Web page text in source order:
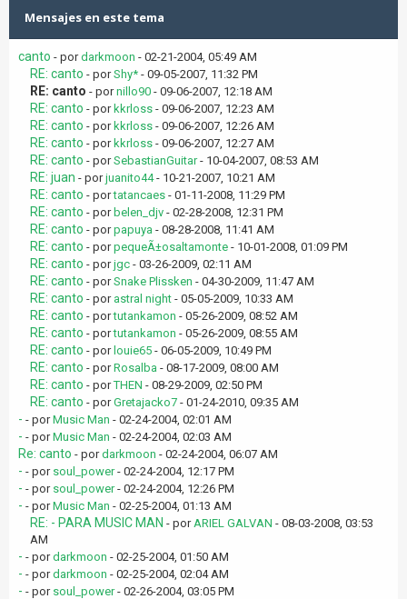
Mensajes en este tema
canto - pordarkmoon - 02-21-2004, 05:49 AM
RE: canto - porShy* - 09-05-2007, 11:32 PM
RE: canto - pornillo90 - 09-06-2007, 12:18 AM
RE: canto - por kkrloss - 09-06-2007, 12:23 AM
RE: canto - por kkrloss - 09-06-2007, 12:26 AM
RE: canto - por kkrloss - 09-06-2007, 12:27 AM
RE: canto - porSebastianGuitar- 10-04-2007, 08:53 AM
RE: juan - porjuanito44- 10-21-2007, 10:21 AM
RE: canto - portatancaes - 01-11-2008, 11:29 PM
RE: canto - por belen_djv - 02-28-2008, 12:31 PM
RE: canto - porpapuya - 08-28-2008, 11:41 AM
RE: canto - porpequeÃ±osaltamonte - 10-01-2008, 01:09 PM
RE: canto - porjgc - 03-26-2009, 02:11 AM
RE: canto - porSnake Plissken - 04-30-2009, 11:47 AM
RE: canto - por astral night - 05-05-2009, 10:33 AM
RE: canto - portutankamon - 05-26-2009, 08:52 AM
RE: canto - portutankamon - 05-26-2009, 08:55 AM
RE: canto - por louie65 - 06-05-2009, 10:49 PM
RE: canto - porRosalba - 08-17-2009, 08:00 AM
RE: canto - porTHEN - 08-29-2009, 02:50 PM
RE: canto - porGretajacko7 - 01-24-2010, 09:35 AM
- - porMusic Man - 02-24-2004, 02:01 AM
- - porMusic Man - 02-24-2004, 02:03 AM
Re: canto - pordarkmoon - 02-24-2004, 06:07 AM
- - por soul_power- 02-24-2004, 12:17 PM
- - por soul_power- 02-24-2004, 12:26 PM
- - porMusic Man - 02-25-2004, 01:13 AM
RE: - PARA MUSIC MAN - porARIEL GALVAN - 08-03-2008, 03:53
AM
- - pordarkmoon - 02-25-2004, 01:50 AM
- - pordarkmoon - 02-25-2004, 02:04 AM
- - por soul_power- 02-26-2004, 03:05 PM